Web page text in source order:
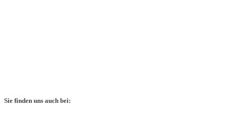
Sie finden uns auch bei: